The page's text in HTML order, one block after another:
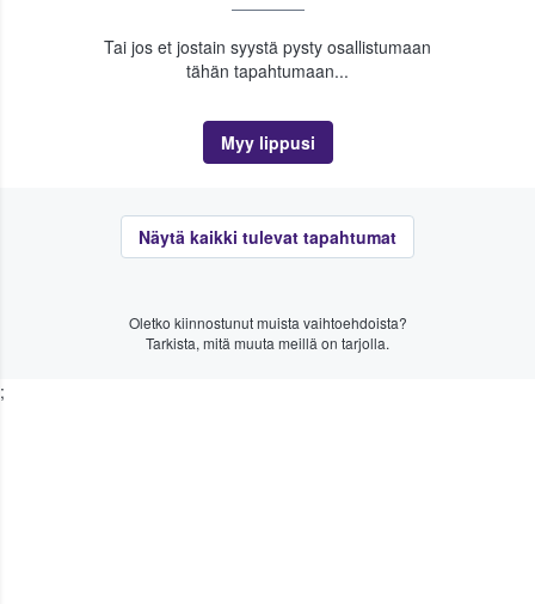
Tai jos et jostain syystä pysty osallistumaan
tähän tapahtumaan...
Myy lippusi
Näytä kaikki tulevat tapahtumat
Oletko kiinnostunut muista vaihtoehdoista?
Tarkista, mitä muuta meillä on tarjolla.
;